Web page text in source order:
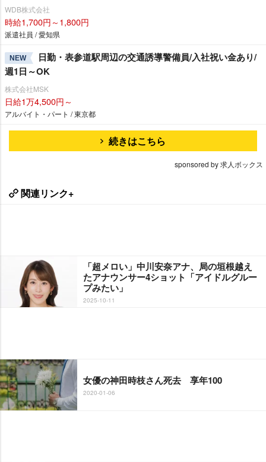
WDB株式会社
時給1,700円～1,800円
派遣社員 / 愛知県
NEW
日勤・表参道駅周辺の交通誘導警備員/入社祝い金あり/
週1日～OK
株式会社MSK
日給1万4,500円～
アルバイト・パート / 東京都
続きはこちら
sponsored by 求人ボックス
関連リンク+
「超メロい」中川安奈アナ、局の垣根越え
たアナウンサー4ショット「アイドルグルー
プみたい」
2025-10-11
女優の神田時枝さん死去 享年100
2020-01-06